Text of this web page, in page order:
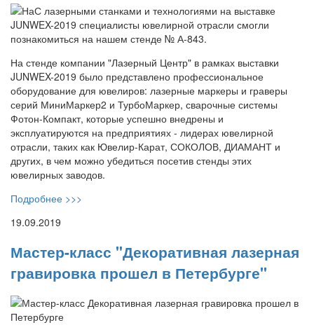
На стенде компании "Лазерный Центр" в рамках выставки
JUNWEX-2019 было представлено профессиональное
оборудование для ювелиров: лазерные маркеры и граверы
серий МиниМаркер2 и ТурбоМаркер, сварочные системы
Фотон-Компакт, которые успешно внедрены и
эксплуатируются на предприятиях - лидерах ювелирной
отрасли, таких как Ювелир-Карат, СОКОЛОВ, ДИАМАНТ и
других, в чем можно убедиться посетив стенды этих
ювелирных заводов.
Подробнее >>>
19.09.2019
Мастер-класс "Декоративная лазерная
гравировка прошел в Петербурге"